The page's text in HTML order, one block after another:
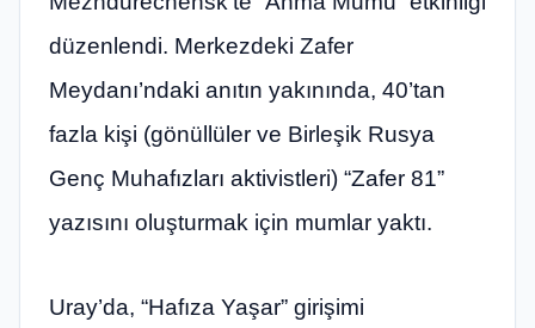
düzenlendi. Merkezdeki Zafer
Meydanı’ndaki anıtın yakınında, 40’tan
fazla kişi (gönüllüler ve Birleşik Rusya
Genç Muhafızları aktivistleri) “Zafer 81”
yazısını oluşturmak için mumlar yaktı.
Uray’da, “Hafıza Yaşar” girişimi